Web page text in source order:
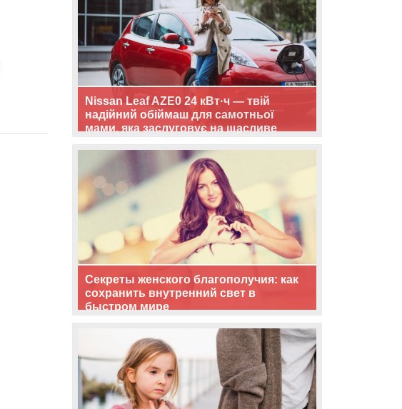
Nissan Leaf AZE0 24 кВт·ч — твій
надійний обіймаш для самотньої
мами, яка заслуговує на щасливе
Секреты женского благополучия: как
сохранить внутренний свет в
быстром мире